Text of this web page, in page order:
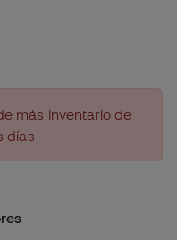
más inventario de
días